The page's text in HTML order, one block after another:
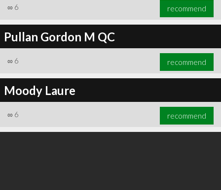
∞ 6 recommend
Pullan Gordon M QC
∞ 6 recommend
Moody Laure
∞ 6 recommend